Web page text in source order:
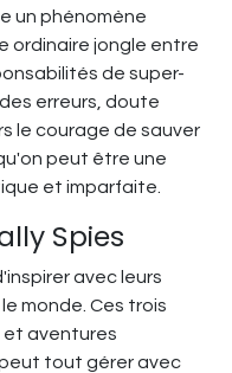
un phénomène
ordinaire jongle entre
de super-
erreurs, doute
le courage de sauver
peut être une
et imparfaite.
Spies
avec leurs
monde. Ces trois
et aventures
tout gérer avec